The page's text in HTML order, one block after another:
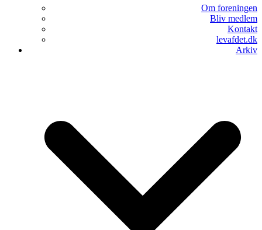
Om foreningen
Bliv medlem
Kontakt
levafdet.dk
Arkiv